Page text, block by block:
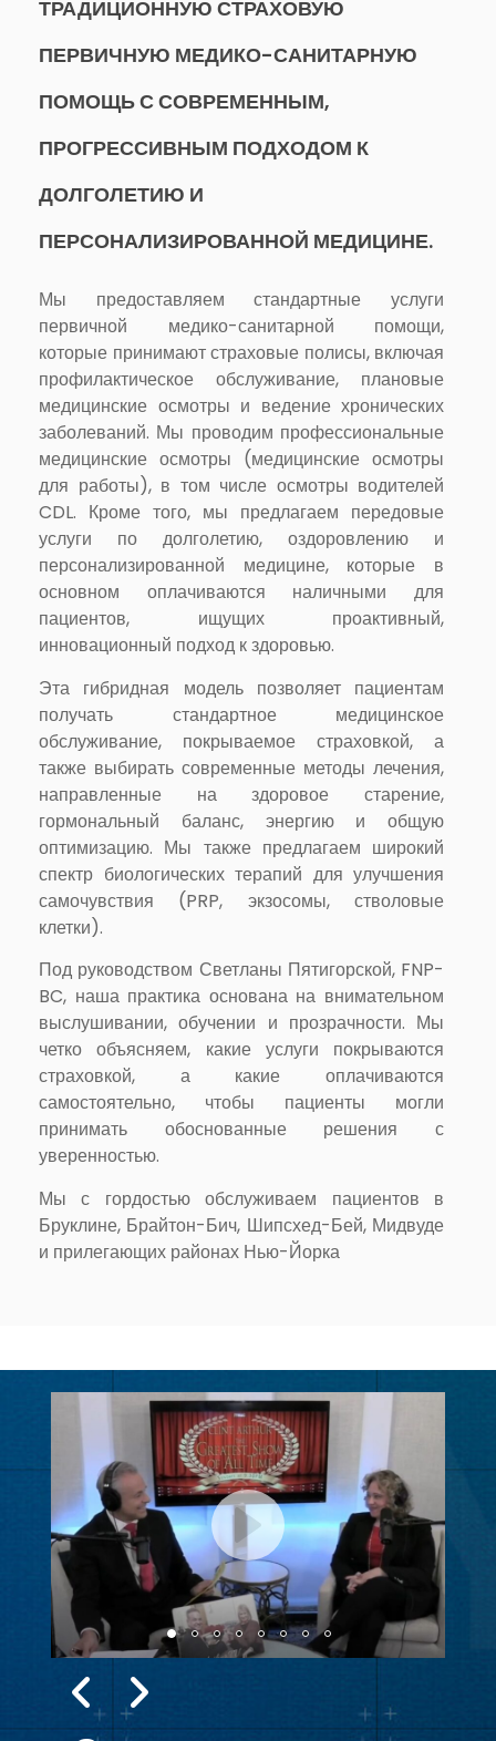
ТРАДИЦИОННУЮ СТРАХОВУЮ
ПЕРВИЧНУЮ МЕДИКО-САНИТАРНУЮ
ПОМОЩЬ С СОВРЕМЕННЫМ,
ПРОГРЕССИВНЫМ ПОДХОДОМ К
ДОЛГОЛЕТИЮ И
ПЕРСОНАЛИЗИРОВАННОЙ МЕДИЦИНЕ.
Мы предоставляем стандартные услуги
первичной медико-санитарной помощи,
которые принимают страховые полисы, включая
профилактическое обслуживание, плановые
медицинские осмотры и ведение хронических
заболеваний. Мы проводим профессиональные
медицинские осмотры (медицинские осмотры
для работы), в том числе осмотры водителей
CDL. Кроме того, мы предлагаем передовые
услуги по долголетию, оздоровлению и
персонализированной медицине, которые в
основном оплачиваются наличными для
пациентов, ищущих проактивный,
инновационный подход к здоровью.
Эта гибридная модель позволяет пациентам
получать стандартное медицинское
обслуживание, покрываемое страховкой, а
также выбирать современные методы лечения,
направленные на здоровое старение,
гормональный баланс, энергию и общую
оптимизацию. Мы также предлагаем широкий
спектр биологических терапий для улучшения
самочувствия (PRP, экзосомы, стволовые
клетки).
Под руководством Светланы Пятигорской, FNP-
BC, наша практика основана на внимательном
выслушивании, обучении и прозрачности. Мы
четко объясняем, какие услуги покрываются
страховкой, а какие оплачиваются
самостоятельно, чтобы пациенты могли
принимать обоснованные решения с
уверенностью.
Мы с гордостью обслуживаем пациентов в
Бруклине, Брайтон-Бич, Шипсхед-Бей, Мидвуде
и прилегающих районах Нью-Йорка